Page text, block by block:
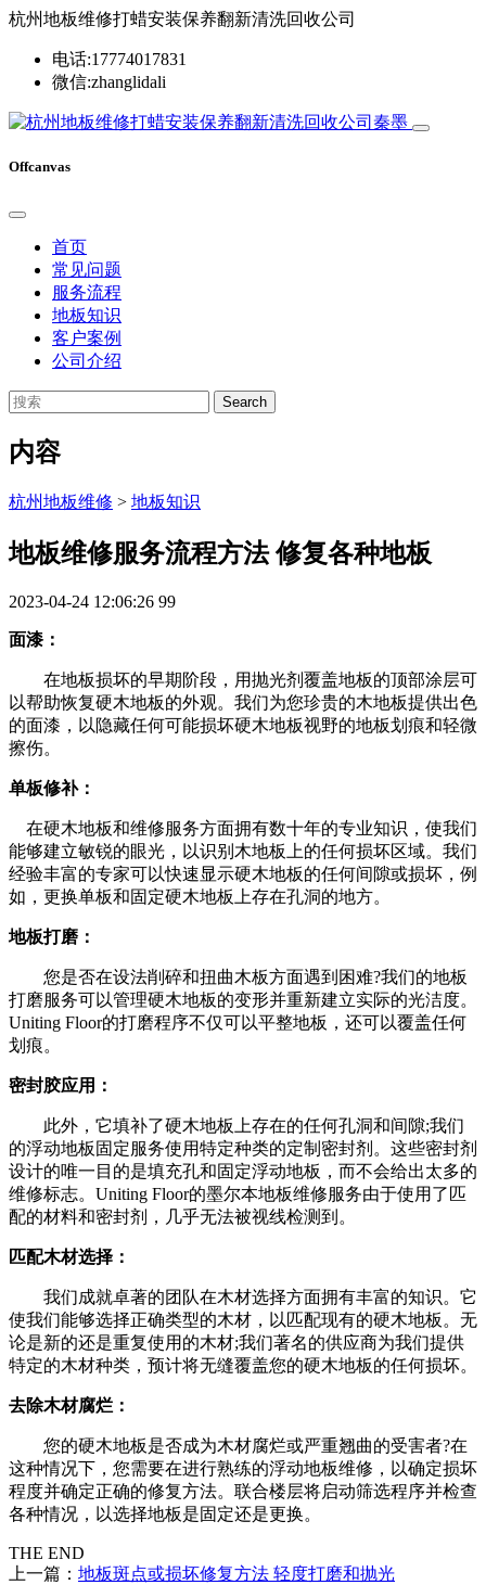
杭州地板维修打蜡安装保养翻新清洗回收公司
电话:17774017831
微信:zhanglidali
Offcanvas
首页
常见问题
服务流程
地板知识
客户案例
公司介绍
Search
内容
杭州地板维修 > 地板知识
地板维修服务流程方法 修复各种地板
2023-04-24 12:06:26 99
面漆：
在地板损坏的早期阶段，用抛光剂覆盖地板的顶部涂层可
以帮助恢复硬木地板的外观。我们为您珍贵的木地板提供出色
的面漆，以隐藏任何可能损坏硬木地板视野的地板划痕和轻微
擦伤。
单板修补：
在硬木地板和维修服务方面拥有数十年的专业知识，使我们
能够建立敏锐的眼光，以识别木地板上的任何损坏区域。我们
经验丰富的专家可以快速显示硬木地板的任何间隙或损坏，例
如，更换单板和固定硬木地板上存在孔洞的地方。
地板打磨：
您是否在设法削碎和扭曲木板方面遇到困难?我们的地板
打磨服务可以管理硬木地板的变形并重新建立实际的光洁度。
Uniting Floor的打磨程序不仅可以平整地板，还可以覆盖任何
划痕。
密封胶应用：
此外，它填补了硬木地板上存在的任何孔洞和间隙;我们
的浮动地板固定服务使用特定种类的定制密封剂。这些密封剂
设计的唯一目的是填充孔和固定浮动地板，而不会给出太多的
维修标志。Uniting Floor的墨尔本地板维修服务由于使用了匹
配的材料和密封剂，几乎无法被视线检测到。
匹配木材选择：
我们成就卓著的团队在木材选择方面拥有丰富的知识。它
使我们能够选择正确类型的木材，以匹配现有的硬木地板。无
论是新的还是重复使用的木材;我们著名的供应商为我们提供
特定的木材种类，预计将无缝覆盖您的硬木地板的任何损坏。
去除木材腐烂：
您的硬木地板是否成为木材腐烂或严重翘曲的受害者?在
这种情况下，您需要在进行熟练的浮动地板维修，以确定损坏
程度并确定正确的修复方法。联合楼层将启动筛选程序并检查
各种情况，以选择地板是固定还是更换。
THE END
上一篇： 地板斑点或损坏修复方法 轻度打磨和抛光